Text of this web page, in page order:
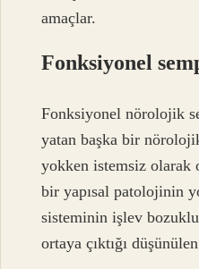
amaçlar.
Fonksiyonel
Fonksiyonel nörolojik
yatan başka bir
yokken istemsiz olarak
bir yapısal patolojinin
sisteminin işlev
ortaya çıktığı